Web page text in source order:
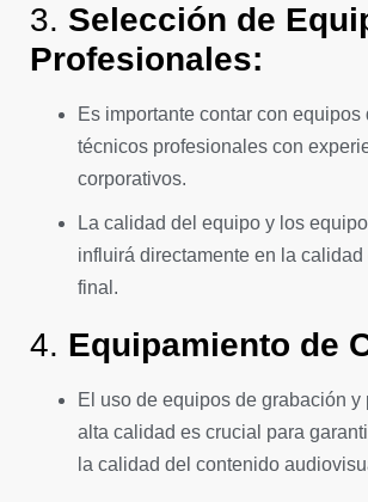
3. Selección de
Profesionales:
Es importante contar con
técnicos profesionales con
corporativos.
La calidad del equipo y los
influirá directamente en la
final.
4. Equipamiento de
El uso de equipos de grabación y
alta calidad es crucial para
la calidad del contenido